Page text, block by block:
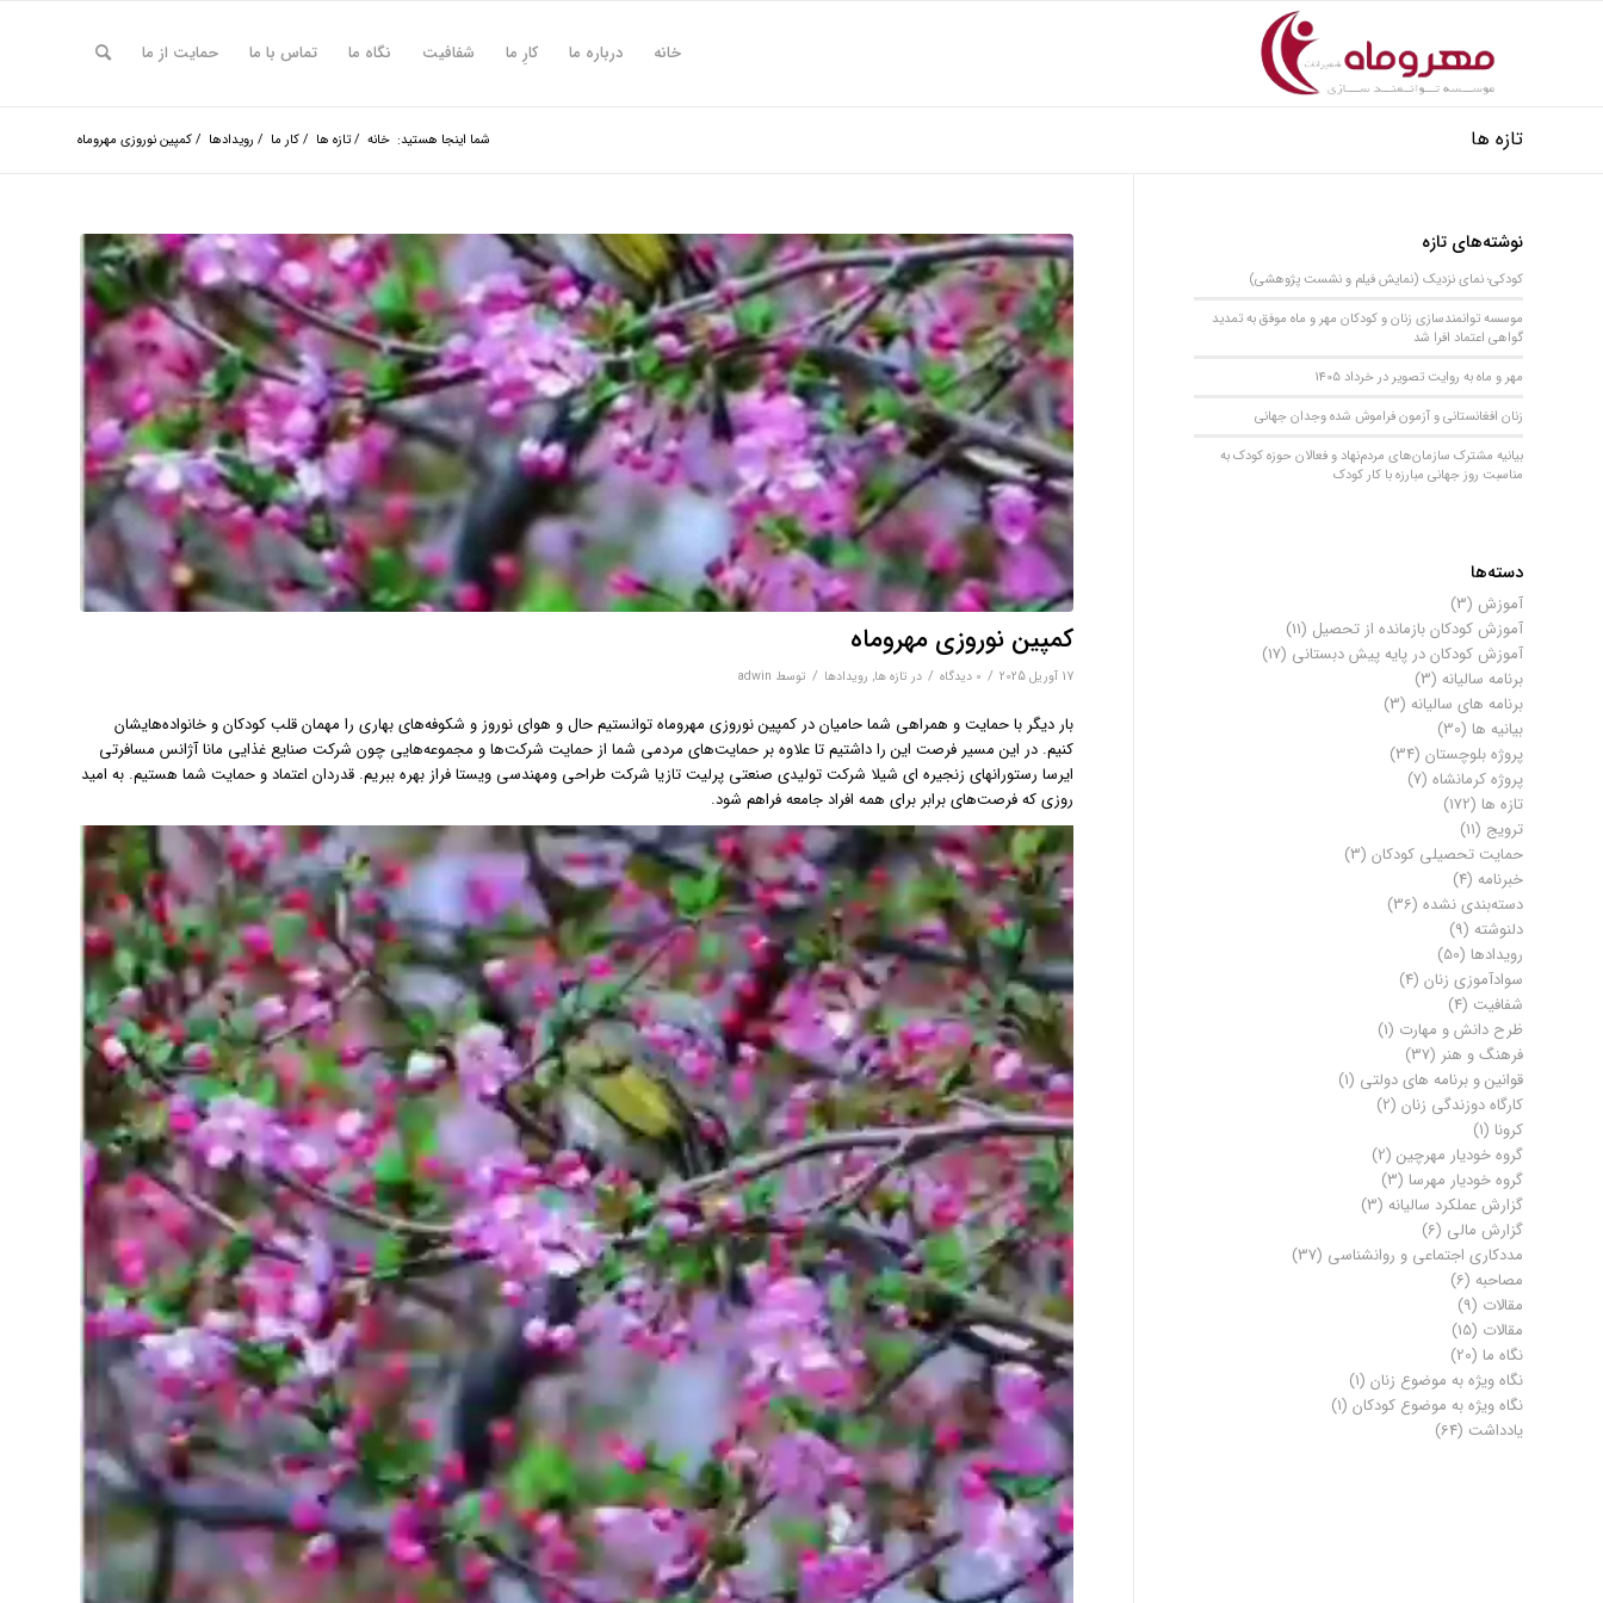
خانه درباره ما کارِ ما شفافیت نگاه ما تماس با ما حمایت از ما
تازه ها شما اینجا هستید: خانه /تازه ها /کار ما / رویدادها /کمپین نوروزی مهروماه
کمپین نوروزی مهروماه
17 آوریل 2025 / 0 دیدگاه‌ / در تازه ها, رویدادها / توسط adwin
بار دیگر با حمایت و همراهی شما حامیان در کمپین نوروزی مهروماه توانستیم حال و هوای نوروز و شکوفه‌های بهاری را مهمان قلب کودکان و خانواده‌هایشان
کنیم. در این مسیر فرصت این را داشتیم تا علاوه بر حمایت‌های مردمی شما از حمایت شرکت‌ها و مجموعه‌‌هایی چون شرکت صنایع غذایی مانا آژانس مسافرتی
ایرسا رستورانهای زنجیره ای شیلا شرکت تولیدی صنعتی پرلیت تازیا شرکت طراحی و‌مهندسی ویستا فراز بهره ببریم. قدردان اعتماد و حمایت شما هستیم. به امید
روزی که فرصت‌های برابر برای همه افراد جامعه فراهم شود.
نوشته‌های تازه
کودکی؛ نمای نزدیک (نمایش فیلم و نشست پژوهشی)
موسسه توانمندسازی زنان و کودکان مهر و ماه موفق به تمدید
گواهی اعتماد افرا شد
مهر و ماه به روایت تصویر در خرداد 1405
زنان افغانستانی و آزمون فراموش شده وجدان جهانی
بیانیه مشترک سازمان‌های مردم‌نهاد و فعالان حوزه کودک به
مناسبت روز جهانی مبارزه با کار کودک
دسته‌ها
آموزش (3)
آموزش کودکان بازمانده از تحصیل (11)
آموزش کودکان در پایه پیش دبستانی (17)
برنامه سالیانه (3)
برنامه های سالیانه (3)
بیانیه ها (30)
پروژه بلوچستان (34)
پروژه کرمانشاه (7)
تازه ها (172)
ترویج (11)
حمایت تحصیلی کودکان (3)
خبرنامه (4)
دسته‌بندی نشده (36)
دلنوشته (9)
رویدادها (50)
سوادآموزی زنان (4)
شفافیت (4)
ظرح دانش و مهارت (1)
فرهنگ و هنر (37)
قوانین و برنامه های دولتی (1)
کارگاه دوزندگی زنان (2)
کرونا (1)
گروه خودیار مهرچین (2)
گروه خودیار مهرسا (3)
گزارش عملکرد سالیانه (3)
گزارش مالی (6)
مددکاری اجتماعی و روانشناسی (37)
مصاحبه (6)
مقالات (9)
مقالات (15)
نگاه ما (20)
نگاه ویژه به موضوع زنان (1)
نگاه ویژه به موضوع کودکان (1)
یادداشت (64)